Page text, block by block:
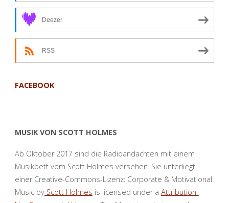
Deezer
RSS
FACEBOOK
MUSIK VON SCOTT HOLMES
Ab Oktober 2017 sind die Radioandachten mit einem
Musikbett vom Scott Holmes versehen. Sie unterliegt
einer Creative-Commons-Lizenz: Corporate & Motivational
Music byScott Holmes is licensed under a Attribution-